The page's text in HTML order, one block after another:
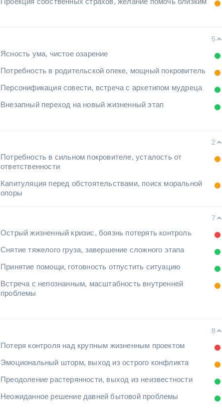
Проекция собственных страхов, желание помочь близким
5
Ясность ума, чистое озарение
Потребность в родительской опеке, мощный покровитель
Персонификация совести, встреча с архетипом мудреца
Внезапный переход на новый жизненный этап
2
Потребность в сильном покровителе, усталость от
ответственности
Капитуляция перед обстоятельствами, поиск моральной
опоры
7
Острый жизненный кризис, боязнь потерять контроль
Снятие тяжелого груза, завершение сложного этапа
Принятие помощи, готовность отпустить ситуацию
Встреча с непознанным, масштабность внутренней
проблемы
8
Потеря контроля над крупным жизненным проектом
Эмоциональный шторм, выход из острого конфликта
Преодоление растерянности, выход из неизвестности
Неожиданное решение давней бытовой проблемы